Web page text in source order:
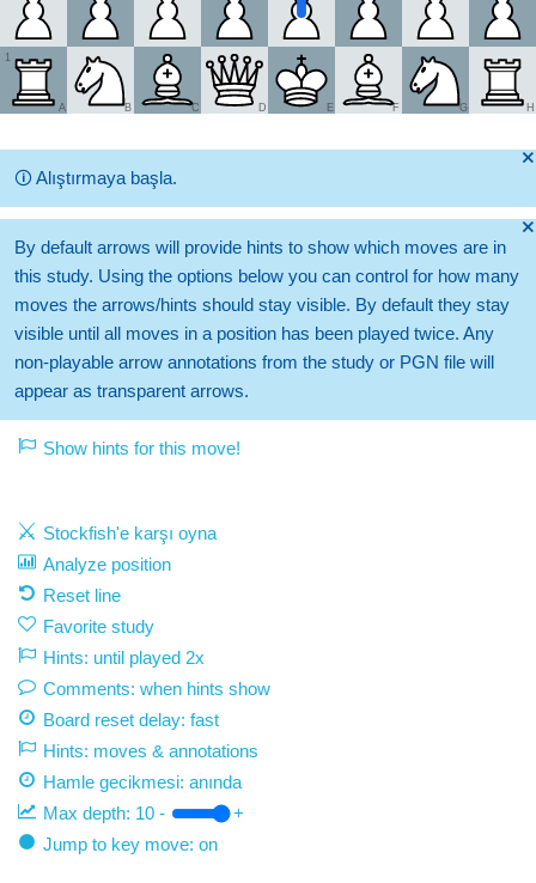
1
A B C D E F G H
🞫
🛈Alıştırmaya başla.
🞫
By default arrows will provide hints to show which moves are in
this study. Using the options below you can control for how many
moves the arrows/hints should stay visible. By default they stay
visible until all moves in a position has been played twice. Any
non-playable arrow annotations from the study or PGN file will
appear as transparent arrows.
Show hints for this move!
Stockfish'e karşı oyna
Analyze position
Reset line
Favorite study
Hints: until played 2x
Comments: when hints show
Board reset delay: fast
Hints: moves & annotations
Hamle gecikmesi: anında
Max depth: 10 -
+
Jump to key move: on